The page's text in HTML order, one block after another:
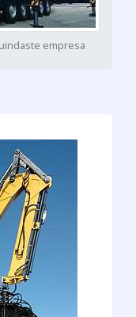
empresa